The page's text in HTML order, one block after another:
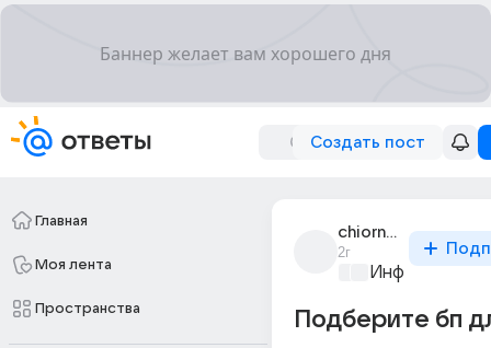
Создать пост
Главная
Моя лента
Пространства
chiornyi_delfin_21
2г
Подберите бп